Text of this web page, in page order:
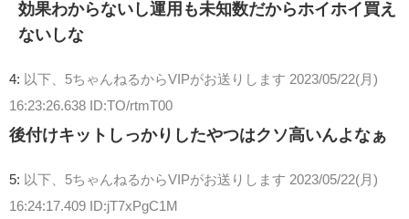
効果わからないし運用も未知数だからホイホイ買え
ないしな
4: 以下、5ちゃんねるからVIPがお送りします 2023/05/22(月)
16:23:26.638 ID:TO/rtmT00
後付けキットしっかりしたやつはクソ高いんよなぁ
5: 以下、5ちゃんねるからVIPがお送りします 2023/05/22(月)
16:24:17.409 ID:jT7xPgC1M